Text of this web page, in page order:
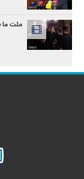
ملت ما